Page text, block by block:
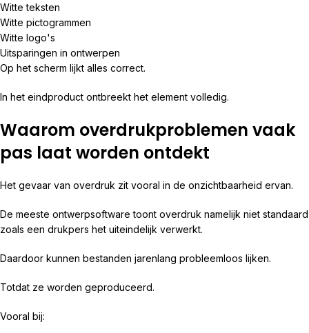
Witte teksten
Witte pictogrammen
Witte logo's
Uitsparingen in ontwerpen
Op het scherm lijkt alles correct.
In het eindproduct ontbreekt het element volledig.
Waarom overdrukproblemen vaak
pas laat worden ontdekt
Het gevaar van overdruk zit vooral in de onzichtbaarheid ervan.
De meeste ontwerpsoftware toont overdruk namelijk niet standaard
zoals een drukpers het uiteindelijk verwerkt.
Daardoor kunnen bestanden jarenlang probleemloos lijken.
Totdat ze worden geproduceerd.
Vooral bij: